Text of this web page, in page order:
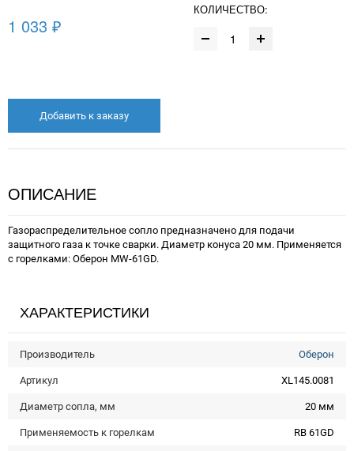
1 033 ₽
КОЛИЧЕСТВО:
Добавить к заказу
ОПИСАНИЕ
Газораспределительное сопло предназначено для подачи
защитного газа к точке сварки. Диаметр конуса 20 мм. Применяется
с горелками: Оберон MW-61GD.
ХАРАКТЕРИСТИКИ
Производитель Оберон
Артикул XL145.0081
Диаметр сопла, мм 20 мм
Применяемость к горелкам RB 61GD